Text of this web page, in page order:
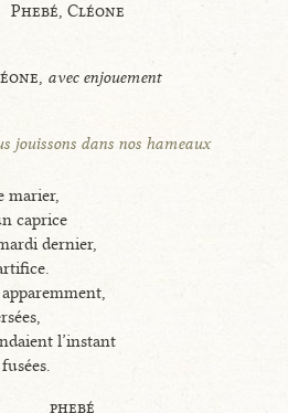
Phebé, Cléone
avec enjouement
jouissons dans nos hameaux
marier,
caprice
dernier,
l’instant
phebé